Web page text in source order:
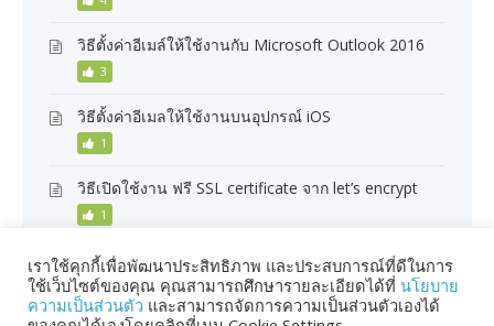
วิธีตั้งค่าอีเมล์ให้ใช้งานกับ Microsoft Outlook 2016
3
วิธีตั้งค่าอีเมลให้ใช้งานบนอุปกรณ์ iOS
1
วิธีเปิดใช้งาน ฟรี SSL certificate จาก let’s encrypt
1
เราใช้คุกกี้เพื่อพัฒนาประสิทธิภาพ และประสบการณ์ที่ดีในการ
ใช้เว็บไซต์ของคุณ คุณสามารถศึกษารายละเอียดได้ที่ นโยบาย
ความเป็นส่วนตัว และสามารถจัดการความเป็นส่วนตัวเองได้